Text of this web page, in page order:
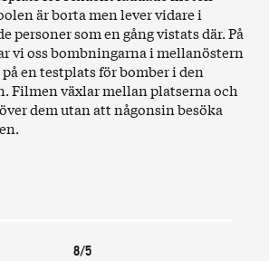
8/5
är borta men lever vidare i
personer som en gång vistats där. På
vi oss bombningarna i mellanöstern
en testplats för bomber i den
Filmen växlar mellan platserna och
dem utan att någonsin besöka